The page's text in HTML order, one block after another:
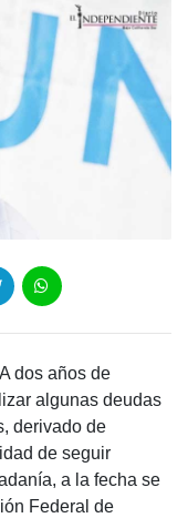
A dos años de
algunas deudas
derivado de
de seguir
a la fecha se
Federal de